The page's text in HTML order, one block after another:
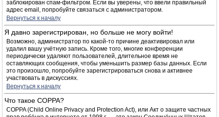
заблокирован спам-фильтром. Если вы уверены, что ввели правильный
адрес email, попробуйте связаться с администратором.
Вернуться к началу
Я давно зарегистрирован, но больше не могу войти!
Возможно, администратор по какой-то причине деактивировал или
удалил вашу учётную запись. Кроме того, многие конференции
периодически удаляют пользователей, длительное время не
оставляющих сообщения, чтобы уменьшить размер базы данных. Если
это произошло, попробуйте зарегистрироваться снова и активнее
участвовать в дискуссиях.
Вернуться к началу
Что такое COPPA?
COPPA (Child Online Privacy and Protection Act), или Акт о защите частных